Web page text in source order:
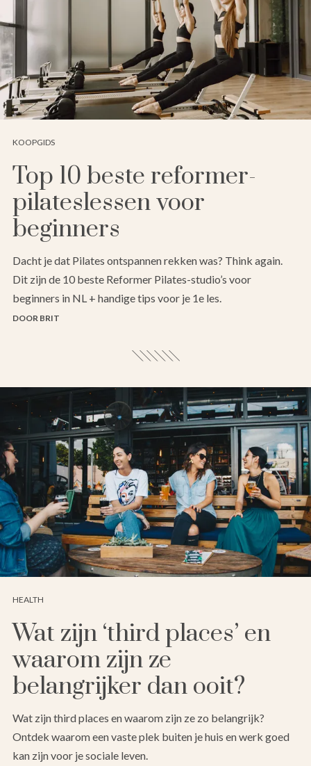
KOOPGIDS
Top 10 beste reformer-
pilateslessen voor
beginners
Dacht je dat Pilates ontspannen rekken was? Think again.
Dit zijn de 10 beste Reformer Pilates-studio’s voor
beginners in NL + handige tips voor je 1e les.
DOOR BRIT
HEALTH
Wat zijn ‘third places’ en
waarom zijn ze
belangrijker dan ooit?
Wat zijn third places en waarom zijn ze zo belangrijk?
Ontdek waarom een vaste plek buiten je huis en werk goed
kan zijn voor je sociale leven.